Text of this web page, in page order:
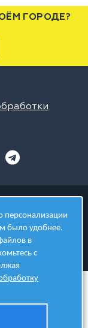
ГОРОДЕ?
было удобнее.
в
с